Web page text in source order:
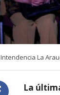
Intendencia La
La